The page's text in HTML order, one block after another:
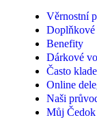
Věrnostní
Doplňkové
Benefity
Dárkové
Často
Online
Naši
Můj Čedok